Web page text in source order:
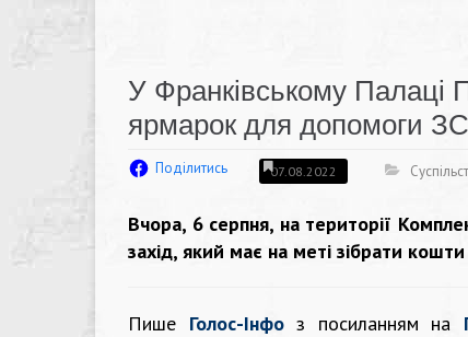
У Франківському Палаці
ярмарок для допомоги
Поділитись 07.08.2022
Вчора, 6 серпня, на території
захід, який має на меті зібрати
Пише Голос-Інфоз посиланням на